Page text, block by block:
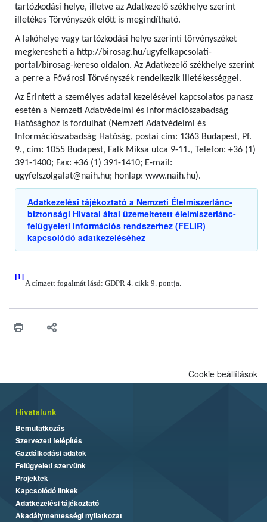
tartózkodási helye, illetve az Adatkezelő székhelye szerint
illetékes Törvényszék előtt is megindítható.
A lakóhelye vagy tartózkodási helye szerinti törvényszéket
megkeresheti a http://birosag.hu/ugyfelkapcsolati-
portal/birosag-kereso oldalon. Az Adatkezelő székhelye szerint
a perre a Fővárosi Törvényszék rendelkezik illetékességgel.
Az Érintett a személyes adatai kezelésével kapcsolatos panasz
esetén a Nemzeti Adatvédelmi és Információszabadság
Hatósághoz is fordulhat (Nemzeti Adatvédelmi és
Információszabadság Hatóság, postai cím: 1363 Budapest, Pf.
9., cím: 1055 Budapest, Falk Miksa utca 9-11., Telefon: +36 (1)
391-1400; Fax: +36 (1) 391-1410; E-mail:
ugyfelszolgalat@naih.hu; honlap: www.naih.hu).
Adatkezelési tájékoztató a Nemzeti Élelmiszerlánc-
biztonsági Hivatal által üzemeltetett élelmiszerlánc-
felügyeleti információs rendszerhez (FELIR)
kapcsolódó adatkezeléséhez
[1]
A címzett fogalmát lásd: GDPR 4. cikk 9. pontja.
Cookie beállítások
Hivatalunk
Bemutatkozás
Szervezeti felépítés
Gazdálkodási adatok
Felügyeleti szervünk
Projektek
Kapcsolódó linkek
Adatkezelési tájékoztató
Akadálymentességi nyilatkozat